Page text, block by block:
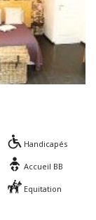
Handicapés
Accueil BB
Equitation